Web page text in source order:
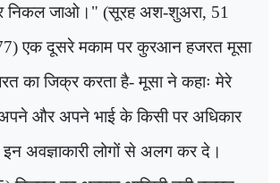
निकल जाओ।" (सूरह अश-शुअरा, 51
एक दूसरे मकाम पर कुरआन हजरत मूसा
का जिक्र करता है- मूसा ने कहाः मेरे
अपने और अपने भाई के किसी पर अधिकार
अवज्ञाकारी लोगों से अलग कर दे।